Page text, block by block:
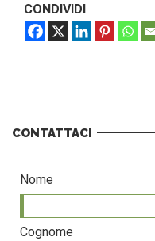
CONDIVIDI
CONTATTACI
Nome
Cognome